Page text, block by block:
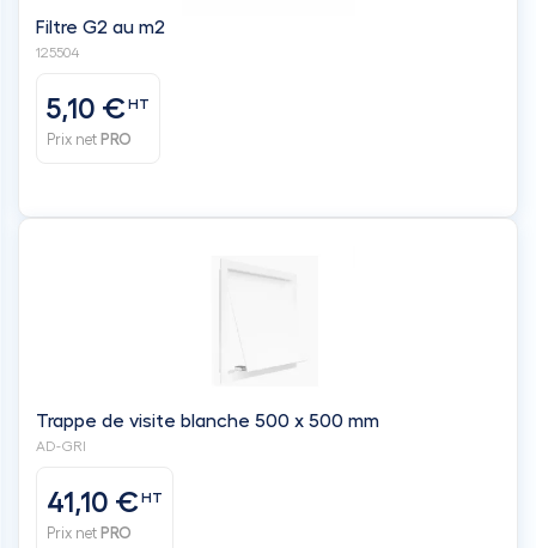
Filtre G2 au m2
125504
5,10 €HT
Prix net PRO
Trappe de visite blanche 500 x 500 mm
AD-GRI
41,10 €HT
Prix net PRO